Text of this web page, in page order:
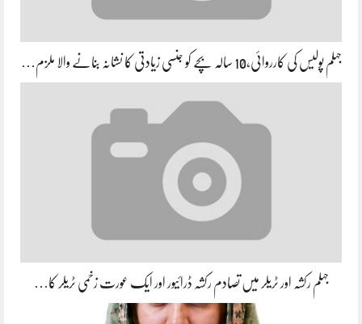
جہلم پولیس کی کارروائی،10 سالہ بچے کو جنسی زیادتی کا نشانہ بنانے والا ملزم…
جہلم رکشہ اور ٹریلر میں تصادم رکشہ ڈرائیور اور ایک عورت زخمی ٹریلر کا…